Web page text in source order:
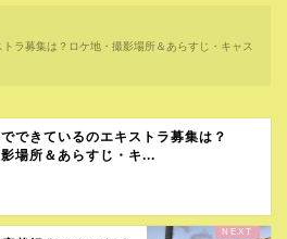
ラ募集は？ロケ地・撮影場所＆あらすじ・キャス
できているのエキストラ募集は？
場所＆あらすじ・キ...